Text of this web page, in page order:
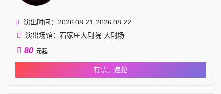
演出时间：2026.08.21-2026.08.22
演出场馆：石家庄大剧院-大剧场
80 元起
有票，速抢